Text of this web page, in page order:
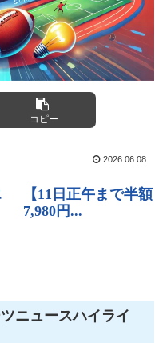
コピー
2026.06.08
ニュースハイライ